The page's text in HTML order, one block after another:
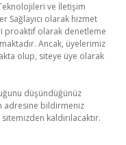
ve İletişim
Sağlayıcı olarak hizmet
proaktif olarak denetleme
Ancak, üyelerimiz
olup, siteye üye olarak
düşündüğünüz
adresine bildirmeniz
kaldırılacaktır.